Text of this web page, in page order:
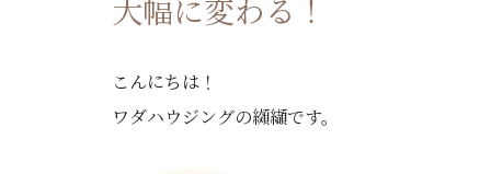
大幅に変わる！
こんにちは！
ワダハウジングの纐纈です。